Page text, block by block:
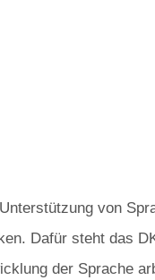
von
Dafür steht das
der Sprache